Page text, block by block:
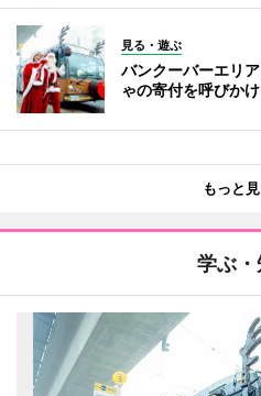
見る・遊ぶ
バンクーバーエリ
ゃの寄付を呼びかけ
もっと
学ぶ・